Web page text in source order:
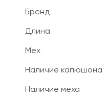
Бренд
Длина
Мех
Наличие капюшона
Наличие меха